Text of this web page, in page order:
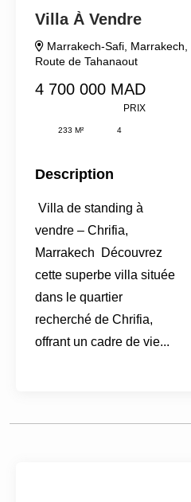
Villa À Vendre
Marrakech-Safi Marrakech
Route de Tahanaout
4 700 000 MAD
PRIX
233 M² 4
Description
Villa de standing à
vendre – Chrifia,
Marrakech Découvrez
cette superbe villa située
dans le quartier
recherché de Chrifia,
offrant un cadre de vie...